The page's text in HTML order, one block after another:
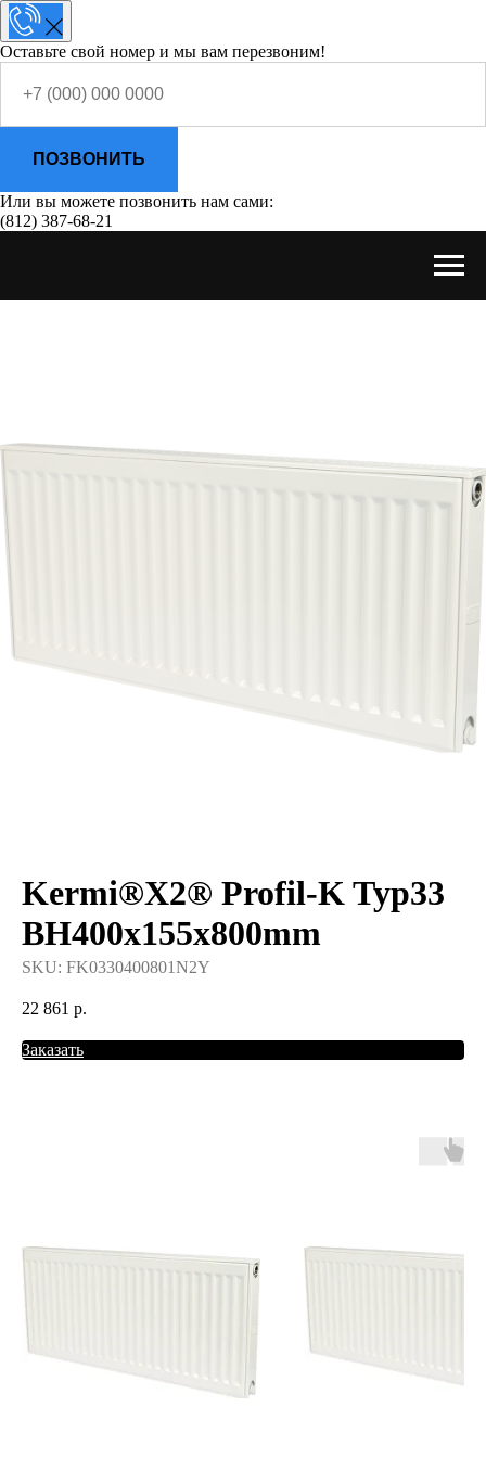
Оставьте свой номер и мы вам перезвоним!
ПОЗВОНИТЬ
Или вы можете позвонить нам сами:
(812) 387-68-21
Kermi®X2® Profil-K Typ33
BH400x155x800mm
SKU: FK0330400801N2Y
22 861 р.
Заказать